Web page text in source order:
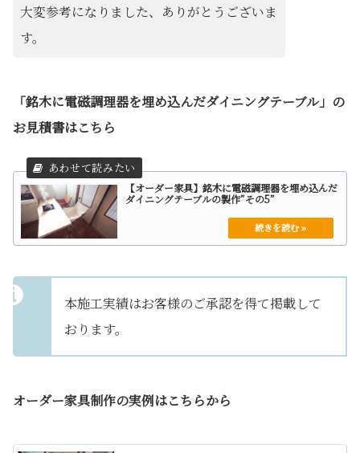
大変参考になりました、ありがとうございま
す。
「銘木に電磁調理器を埋め込んだダイニングテーブル」の
お見積書はこちら
【オーダー家具】銘木に電磁調理器を埋め込んだ
ダイニングテーブルの製作”その5”
本施工実績はお客様のご承認を得て掲載して
おります。
オーダー家具制作の実例はこちらから